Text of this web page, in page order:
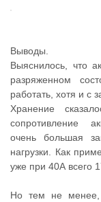
Выводы.
Выяснилось, что
разряженном
работать, хотя и с
Хранение
сопротивление
очень большая
нагрузки. Как
уже при 40А всего
Но тем не менее,